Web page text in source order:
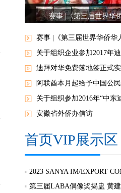
赛事 |《第三届世界华
赛事 |《第三届世界华侨华
关于组织企业参加2017年
迪拜对华免费落地签正式
阿联酋本月起给予中国公
关于组织参加2016年“中东
安徽省外侨办信访
首页VIP展示区
2023 SANYA IM/EXPORT